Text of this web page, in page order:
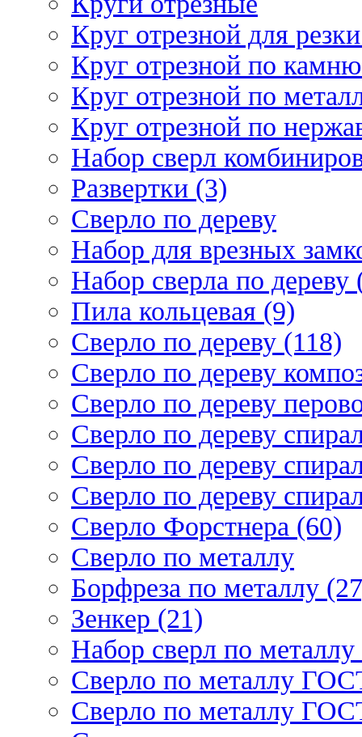
Круг отрезной для
Круг отрезной по
Круг отрезной по
Круг отрезной по
Набор сверл
Развертки (3)
Сверло по дереву
Набор для врезных
Набор сверла по дереву
Пила кольцевая (9)
Сверло по дереву (118)
Сверло по дереву
Сверло по дереву
Сверло по дереву
Сверло по дереву
Сверло по дереву
Сверло Форстнера (60)
Сверло по металлу
Борфреза по металлу
Зенкер (21)
Набор сверл по
Сверло по металлу
Сверло по металлу